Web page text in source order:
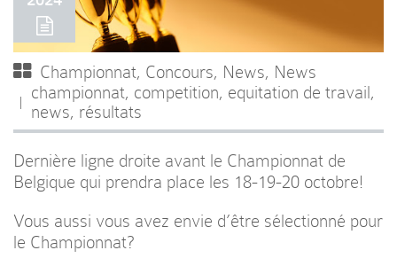
Championnat, Concours, News, News
championnat, competition, equitation de travail,
news, résultats
Dernière ligne droite avant le Championnat de
Belgique qui prendra place les 18-19-20 octobre!
Vous aussi vous avez envie d’être sélectionné pour
le Championnat?